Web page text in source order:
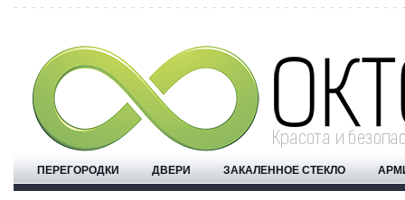
ПЕРЕГОРОДКИ ДВЕРИ ЗАКАЛЕННОЕ СТЕКЛО